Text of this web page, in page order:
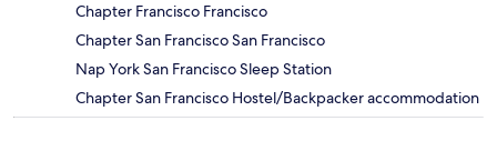
Chapter Francisco Francisco
Chapter San Francisco San Francisco
Nap York San Francisco Sleep Station
Chapter San Francisco Hostel/Backpacker accommodation